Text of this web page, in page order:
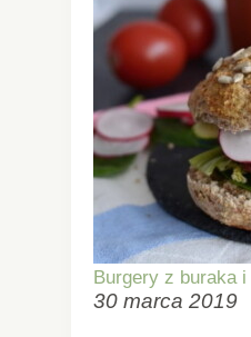
Burgery z buraka
30 marca 2019